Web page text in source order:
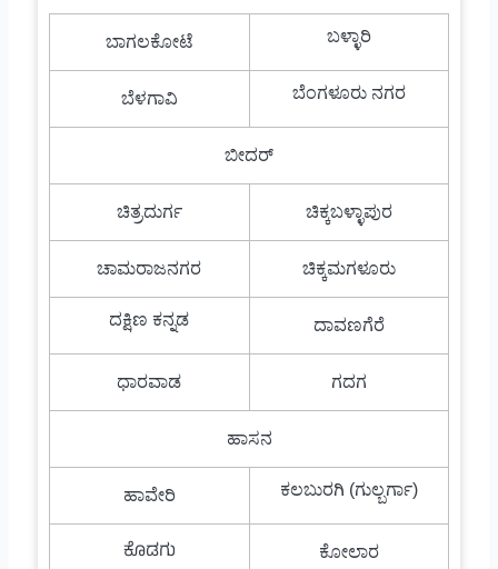
ಬಾಗಲಕೋಟೆ ಬಳ್ಳಾರಿ
ಬೆಳಗಾವಿ ಬೆಂಗಳೂರು ನಗರ
ಬೀದರ್
ಚಿತ್ರದುರ್ಗ ಚಿಕ್ಕಬಳ್ಳಾಪುರ
ಚಾಮರಾಜನಗರ ಚಿಕ್ಕಮಗಳೂರು
ದಕ್ಷಿಣ ಕನ್ನಡ ದಾವಣಗೆರೆ
ಧಾರವಾಡ ಗದಗ
ಹಾಸನ
ಹಾವೇರಿ ಕಲಬುರಗಿ (ಗುಲ್ಬರ್ಗಾ)
ಕೊಡಗು ಕೋಲಾರ